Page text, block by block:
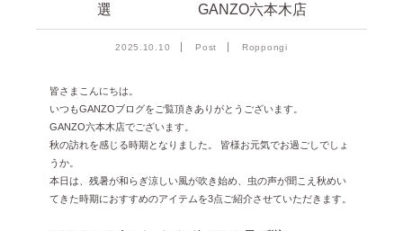
絞り込む
イベント
2026年6月 [2]
2026年5月 [1]
2025年11月 [6]
選 GANZO六本木店
2025.10.10 Post Roppongi
皆さまこんにちは。
いつもGANZOブログをご覧頂きありがとうございます。
GANZO六本木店でございます。
秋の訪れを感じる時期となりました。 皆様お元気でお過ごしでしょ
うか。
本日は、残暑が和らぎ涼しい風が吹き始め、虫の声が聞こえ秋めい
てきた時期におすすめのアイテムを3点ご紹介させていただきます。